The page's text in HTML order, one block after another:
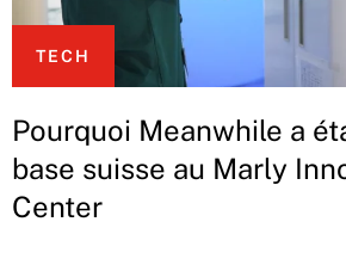
TECH
Pourquoi Meanwhile a
base suisse au Marly
Center